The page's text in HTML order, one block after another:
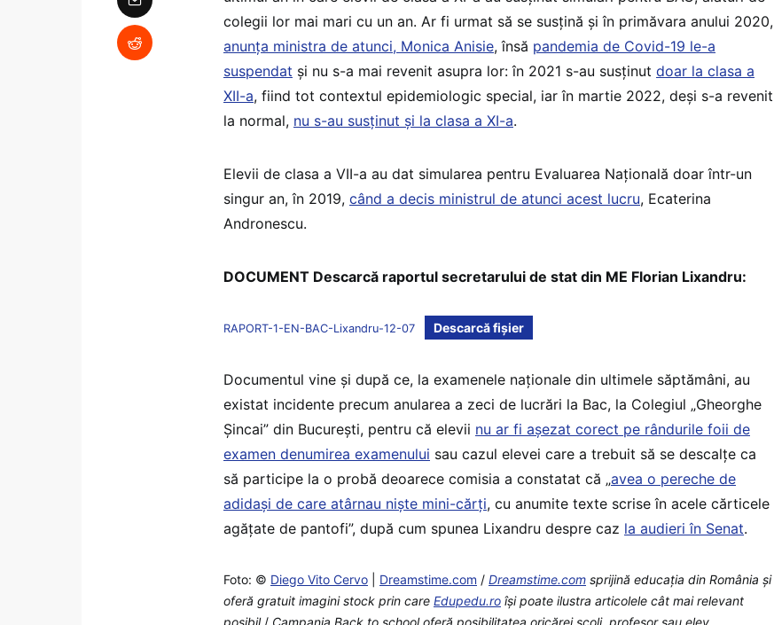
colegii lor mai mari cu un an. Ar fi urmat să se susțină și în primăvara anului 2020,
anunța ministra de atunci, Monica Anisie, însă pandemia de Covid-19 le-a
suspendat și nu s-a mai revenit asupra lor: în 2021 s-au susținut doar la clasa a
XII-a, fiind tot contextul epidemiologic special, iar în martie 2022, deși s-a revenit
la normal, nu s-au susținut și la clasa a XI-a.
Elevii de clasa a VII-a au dat simularea pentru Evaluarea Națională doar într-un
singur an, în 2019, când a decis ministrul de atunci acest lucru, Ecaterina
Andronescu.
DOCUMENT Descarcă raportul secretarului de stat din ME Florian Lixandru:
RAPORT-1-EN-BAC-Lixandru-12-07 Descarcă fișier
Documentul vine și după ce, la examenele naționale din ultimele săptămâni, au
existat incidente precum anularea a zeci de lucrări la Bac, la Colegiul „Gheorghe
Șincai” din București, pentru că elevii nu ar fi așezat corect pe rândurile foii de
examen denumirea examenului sau cazul elevei care a trebuit să se descalțe ca
să participe la o probă deoarece comisia a constatat că „avea o pereche de
adidași de care atârnau niște mini-cărți, cu anumite texte scrise în acele cărticele
agățate de pantofi”, după cum spunea Lixandru despre caz la audieri în Senat.
Foto: © Diego Vito Cervo Dreamstime.com / Dreamstime.com sprijină educaţia din România şi
oferă gratuit imagini stock prin care Edupedu.ro îşi poate ilustra articolele cât mai relevant
posibil/ Campania Back to school oferă posibilitatea oricărei școli, profesor sau elev